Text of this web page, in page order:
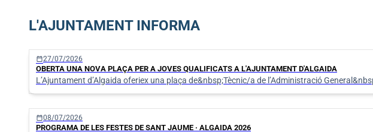
L'AJUNTAMENT INFORMA
calendar_today27/07/2026
OBERTA UNA NOVA PLAÇA PER A JOVES QUALIFICATS A L'AJUNTAMENT D'ALGAIDA
L’Ajuntament d’Algaida oferiex una plaça de&nbsp;Tècnic/a de l’Administració
calendar_today08/07/2026
PROGRAMA DE LES FESTES DE SANT JAUME · ALGAIDA 2026